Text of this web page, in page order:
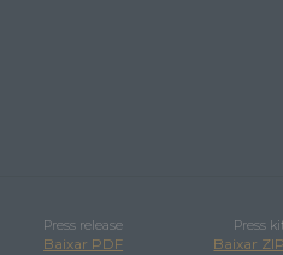
Press release
Baixar PDF
Press
Baixar ZIP